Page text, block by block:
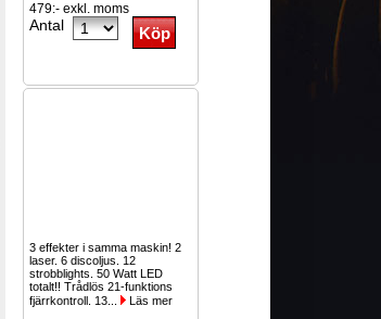
479:- exkl. moms
Antal
3 effekter i samma maskin! 2
laser. 6 discoljus. 12
strobblights. 50 Watt LED
totalt!! Trådlös 21-funktions
fjärrkontroll. 13...
Läs mer